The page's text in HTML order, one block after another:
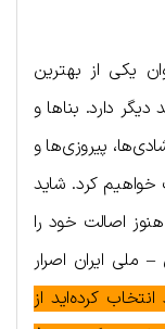
یکی از بهترین
دارد. بناها و
پیروزی‌ها و
کرد. شاید
اصالت خود را
ایران اصرار
کرده‌اید از